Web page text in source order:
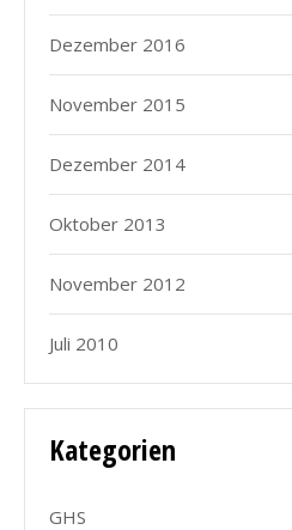
Dezember 2016
November 2015
Dezember 2014
Oktober 2013
November 2012
Juli 2010
Kategorien
GHS